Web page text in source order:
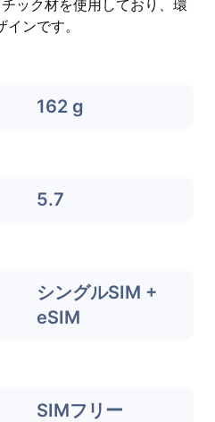
ック材を使用しており、環
ンです。
162 g
5.7
シングルSIM +
eSIM
SIMフリー